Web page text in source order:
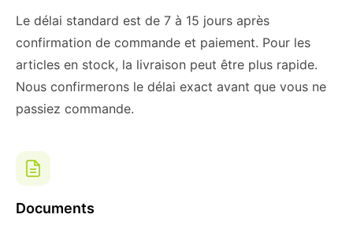
Le délai standard est de 7 à 15 jours après
confirmation de commande et paiement. Pour les
articles en stock, la livraison peut être plus rapide.
Nous confirmerons le délai exact avant que vous ne
passiez commande.
Documents